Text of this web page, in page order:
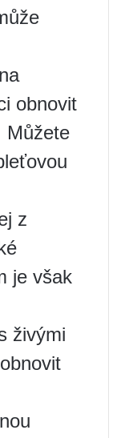
obnovit
Můžete
z
je však
živými